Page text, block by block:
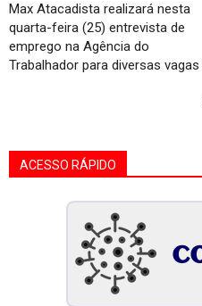
Max Atacadista realizará nesta
quarta-feira (25) entrevista de
emprego na Agência do
Trabalhador para diversas vagas
ACESSO RÁPIDO